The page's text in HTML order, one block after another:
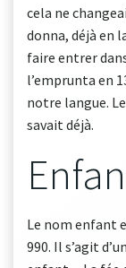
cela ne
donna, déjà en
faire entrer
l’emprunta en
notre langue.
savait déjà.
Le nom enfant
990. Il s’agit